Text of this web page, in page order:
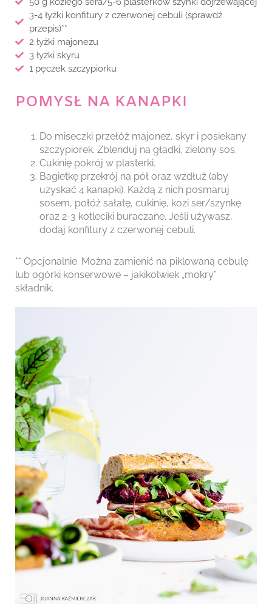
3-4 łyżki konfitury z czerwonej cebuli (sprawdź
przepis)**
2 łyżki majonezu
3 łyżki skyru
1 pęczek szczypiorku
POMYSŁ NA KANAPKI
Do miseczki przełóż majonez, skyr i posiekany
szczypiorek. Zblenduj na gładki, zielony sos.
Cukinię pokrój w plasterki.
Bagietkę przekrój na pół oraz wzdłuż (aby
uzyskać 4 kanapki). Każdą z nich posmaruj
sosem, połóż sałatę, cukinię, kozi ser/szynkę
oraz 2-3 kotleciki buraczane. Jeśli używasz,
dodaj konfitury z czerwonej cebuli.
** Opcjonalnie. Można zamienić na piklowaną cebulę
lub ogórki konserwowe – jakikolwiek „mokry”
składnik.